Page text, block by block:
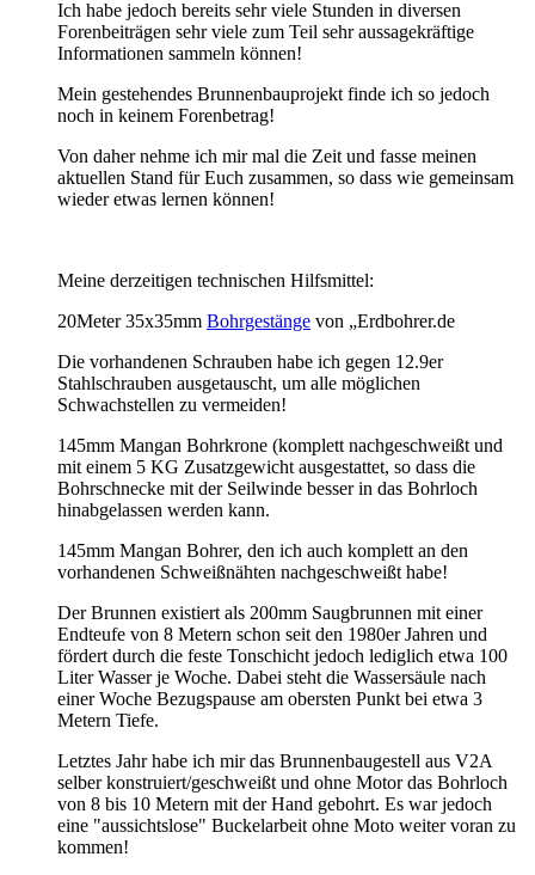
Ich habe jedoch bereits sehr viele Stunden in diversen
Forenbeiträgen sehr viele zum Teil sehr aussagekräftige
Informationen sammeln können!
Mein gestehendes Brunnenbauprojekt finde ich so jedoch
noch in keinem Forenbetrag!
Von daher nehme ich mir mal die Zeit und fasse meinen
aktuellen Stand für Euch zusammen, so dass wie gemeinsam
wieder etwas lernen können!
Meine derzeitigen technischen Hilfsmittel:
20Meter 35x35mm Bohrgestänge von „Erdbohrer.de
Die vorhandenen Schrauben habe ich gegen 12.9er
Stahlschrauben ausgetauscht, um alle möglichen
Schwachstellen zu vermeiden!
145mm Mangan Bohrkrone (komplett nachgeschweißt und
mit einem 5 KG Zusatzgewicht ausgestattet, so dass die
Bohrschnecke mit der Seilwinde besser in das Bohrloch
hinabgelassen werden kann.
145mm Mangan Bohrer, den ich auch komplett an den
vorhandenen Schweißnähten nachgeschweißt habe!
Der Brunnen existiert als 200mm Saugbrunnen mit einer
Endteufe von 8 Metern schon seit den 1980er Jahren und
fördert durch die feste Tonschicht jedoch lediglich etwa 100
Liter Wasser je Woche. Dabei steht die Wassersäule nach
einer Woche Bezugspause am obersten Punkt bei etwa 3
Metern Tiefe.
Letztes Jahr habe ich mir das Brunnenbaugestell aus V2A
selber konstruiert/geschweißt und ohne Motor das Bohrloch
von 8 bis 10 Metern mit der Hand gebohrt. Es war jedoch
eine "aussichtslose" Buckelarbeit ohne Moto weiter voran zu
kommen!